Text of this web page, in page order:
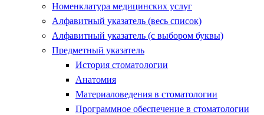
Номенклатура медицинских услуг
Алфавитный указатель (весь список)
Алфавитный указатель (с выбором буквы)
Предметный указатель
История стоматологии
Анатомия
Материаловедения в стоматологии
Программное обеспечение в стоматологии